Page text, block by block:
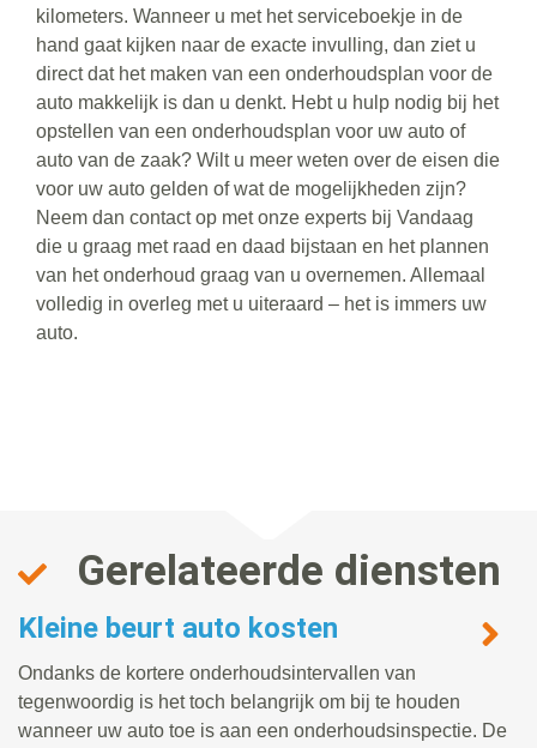
kilometers. Wanneer u met het serviceboekje in de
hand gaat kijken naar de exacte invulling, dan ziet u
direct dat het maken van een onderhoudsplan voor de
auto makkelijk is dan u denkt. Hebt u hulp nodig bij het
opstellen van een onderhoudsplan voor uw auto of
auto van de zaak? Wilt u meer weten over de eisen die
voor uw auto gelden of wat de mogelijkheden zijn?
Neem dan contact op met onze experts bij Vandaag
die u graag met raad en daad bijstaan en het plannen
van het onderhoud graag van u overnemen. Allemaal
volledig in overleg met u uiteraard – het is immers uw
auto.
Gerelateerde diensten
Kleine beurt auto kosten
Ondanks de kortere onderhoudsintervallen van
tegenwoordig is het toch belangrijk om bij te houden
wanneer uw auto toe is aan een onderhoudsinspectie. De